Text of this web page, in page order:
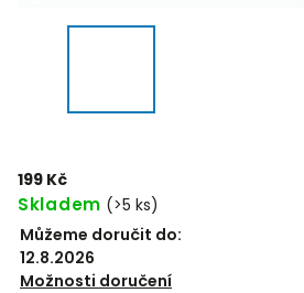
199 Kč
Skladem (>5 ks)
Můžeme doručit do:
12.8.2026
Možnosti doručení